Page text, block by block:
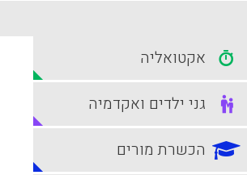
אקטואליה
גני ילדים ואקדמיה
הכשרת מורים